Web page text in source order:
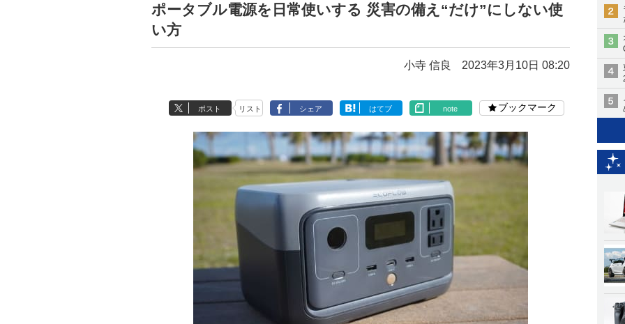
ポータブル電源を日常使いする 災害の備え“だけ”にしない使
い方
小寺 信良 2023年3月10日 08:20
ポスト リスト シェア はてブ note ブックマーク